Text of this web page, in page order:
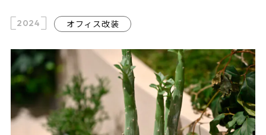
2024 オフィス改装